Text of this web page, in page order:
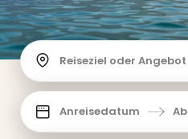
Reiseziel oder
Anreisedatum